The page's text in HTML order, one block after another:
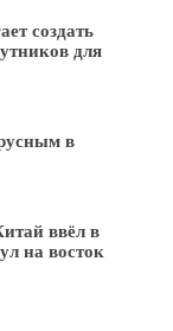
создать
для
в
ввёл в
на восток